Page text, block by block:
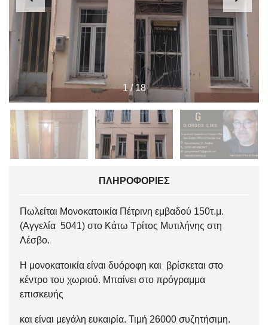
1/18
ΠΛΗΡΟΦΟΡΊΕΣ
Πωλείται Μονοκατοικία Πέτρινη εμβαδού 150τ.μ.
(Αγγελία 5041) στο Κάτω Τρίτος Μυτιλήνης στη
Λέσβο.
Η μονοκατοικία είναι δυόροφη και βρίσκεται στο
κέντρο του χωριού. Μπαίνει στο πρόγραμμα
επισκευής
και είναι μεγάλη ευκαιρία. Τιμή 26000 συζητήσιμη.